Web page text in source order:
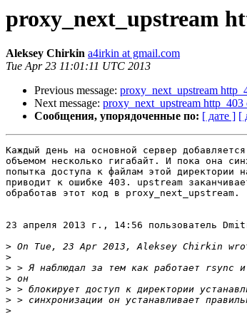
proxy_next_upstream
Aleksey Chirkin a4irkin at gmail.com
Tue Apr 23 11:01:11 UTC 2013
Previous message: proxy_next_upstream
Next message: proxy_next_upstream http_403
Сообщения, упорядоченные по: [ дате ] [
Каждый день на основной сервер
объемом несколько гигабайт. И пока она
попытка доступа к файлам этой директории
приводит к ошибке 403. upstream
обработав этот код в proxy_next_upstream.
23 апреля 2013 г., 14:56 пользователь
>
>
>
>
>
>
>